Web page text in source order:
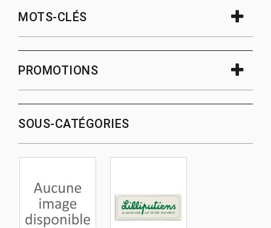
MOTS-CLÉS
PROMOTIONS
SOUS-CATÉGORIES